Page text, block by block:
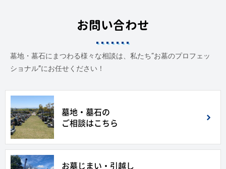
お問い合わせ
墓地・墓石にまつわる様々な相談は、私たち“お墓のプロフェッ
ショナル”にお任せください！
墓地・墓石の
ご相談はこちら
お墓じまい・引越し